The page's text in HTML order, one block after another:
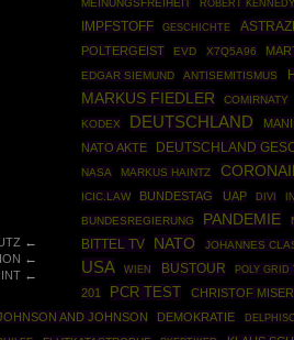
←
←
←
MEINUNGSFREIHEIT ROBERT
IMPFSTOFF
GESCHICHTE
POLTERGEIST EVD X7Q5A96
EDGAR SIEMUND
ANTISEMITISMUS
MARKUS FIEDLER COMIRNATY
KODEX
DEUTSCHLAND
NATO AKTE DEUTSCHLAND
NASA MARKUS HAINTZ
ICIC.LAW
BUNDESTAG UAP DIVI
BUNDESREGIERUNG PANDEMIE
BITTEL TV NATO JOHANNES
USA WIEN BUSTOUR POLY GRID
201
PCR TEST CHRISTOF
AND JOHNSON DEMOKRATIE